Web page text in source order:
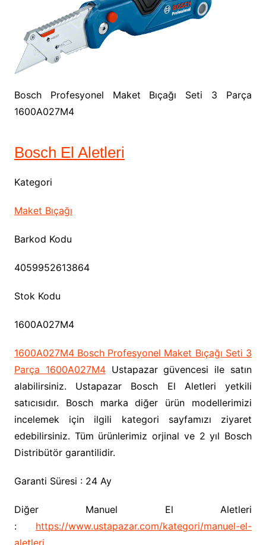
Bosch Profesyonel Maket Bıçağı Seti 3 Parça
1600A027M4
Bosch El Aletleri
Kategori
Maket Bıçağı
Barkod Kodu
4059952613864
Stok Kodu
1600A027M4
1600A027M4 Bosch Profesyonel Maket Bıçağı Seti 3
Parça 1600A027M4Ustapazar güvencesi ile satın
alabilirsiniz. Ustapazar Bosch El Aletleri yetkili
satıcısıdır. Bosch marka diğer ürün modellerimizi
incelemek için ilgili kategori sayfamızı ziyaret
edebilirsiniz. Tüm ürünlerimiz orjinal ve 2 yıl Bosch
Distribütör garantilidir.
Garanti Süresi : 24 Ay
Diğer Manuel El Aletleri
: https://www.ustapazar.com/kategori/manuel-el-